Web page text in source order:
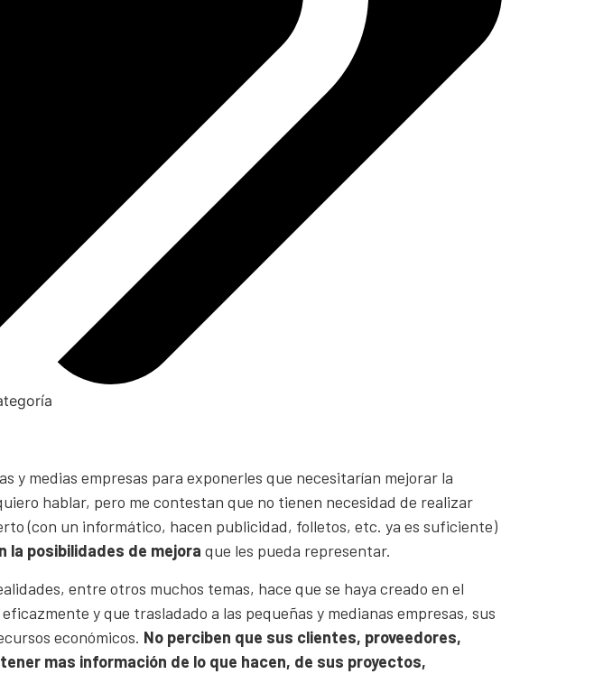
y medias empresas para exponerles que necesitarían mejorar la
hablar, pero me contestan que no tienen necesidad de realizar
(con un informático, hacen publicidad, folletos, etc. ya es suficiente)
la posibilidades de mejora que les pueda representar.
entre otros muchos temas, hace que se haya creado en el
y que trasladado a las pequeñas y medianas empresas, sus
económicos. No perciben que sus clientes, proveedores,
mas información de lo que hacen, de sus proyectos,